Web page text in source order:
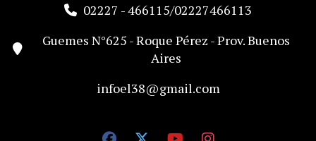
02227 - 466115/02227466113
Guemes N°625 - Roque Pérez - Prov. Buenos
Aires
infoel38@gmail.com